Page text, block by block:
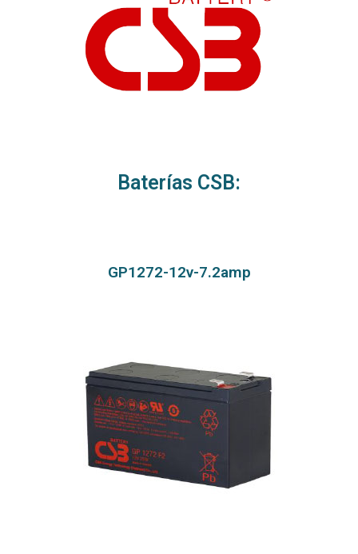
Baterías CSB:
GP1272-12v-7.2amp